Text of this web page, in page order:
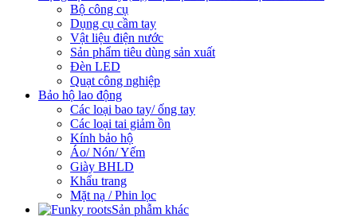
Bộ công cụ
Dụng cụ cầm tay
Vật liệu điện nước
Sản phẩm tiêu dùng sản xuất
Đèn LED
Quạt công nghiệp
Bảo hộ lao động
Các loại bao tay/ ống tay
Các loại tai giảm ồn
Kính bảo hộ
Áo/ Nón/ Yếm
Giày BHLD
Khẩu trang
Mặt nạ / Phin lọc
Sản phẫm khác